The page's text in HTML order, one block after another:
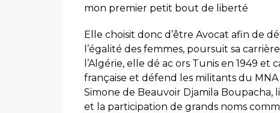
mon premier petit bout de liberté
Elle choisit donc d’être Avocat afin de
l’égalité des femmes, poursuit sa
l’Algérie, elle dé ac ors Tunis en 1949 et
française et défend les militants du
Simone de Beauvoir Djamila
et la participation de grands noms